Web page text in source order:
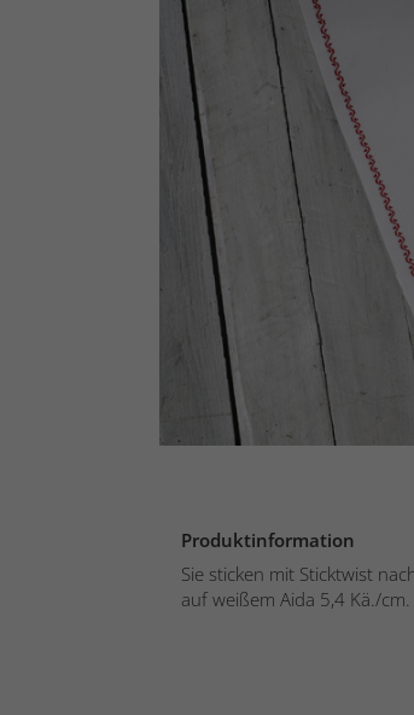
Produktinformation
Sie sticken mit Sticktwist
auf weißem Aida 5,4 Kä./cm.